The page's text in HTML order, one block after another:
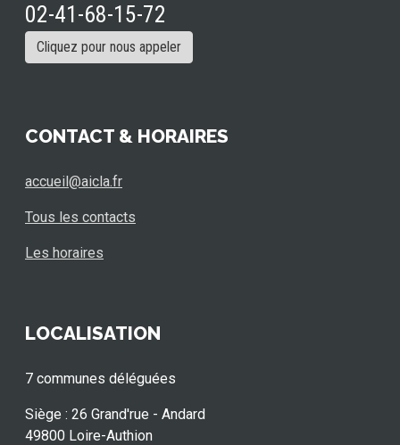
02-41-68-15-72
Cliquez pour nous appeler
CONTACT & HORAIRES
accueil@aicla.fr
Tous les contacts
Les horaires
LOCALISATION
7 communes déléguées
Siège : 26 Grand'rue - Andard
49800 Loire-Authion